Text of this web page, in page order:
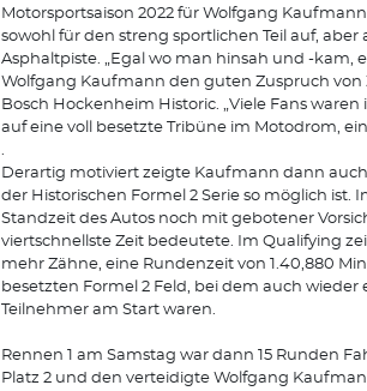
Motorsportsaison 2022 für Wolfgang
sowohl für den streng sportlichen Teil auf,
Asphaltpiste. „Egal wo man hinsah und -kam,
Wolfgang Kaufmann den guten Zuspruch
Bosch Hockenheim Historic. „Viele Fans
auf eine voll besetzte Tribüne im Motodrom,
.
Derartig motiviert zeigte Kaufmann dann
der Historischen Formel 2 Serie so möglich ist.
Standzeit des Autos noch mit gebotener
viertschnellste Zeit bedeutete. Im Qualifying
mehr Zähne, eine Rundenzeit von 1.40,880
besetzten Formel 2 Feld, bei dem auch
Teilnehmer am Start waren.
Rennen 1 am Samstag war dann 15 Runden
Platz 2 und den verteidigte Wolfgang